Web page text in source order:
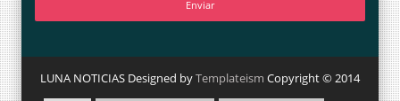
LUNA NOTICIAS Designed byTemplateism Copyright © 2014